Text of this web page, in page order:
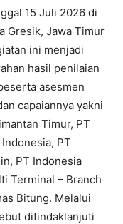
15 Juli 2026 di
Gresik, Jawa Timur
ini menjadi
hasil penilaian
asesmen
capaiannya yakni
Timur, PT
PT
PT Indonesia
Terminal – Branch
Bitung. Melalui
ditindaklanjuti